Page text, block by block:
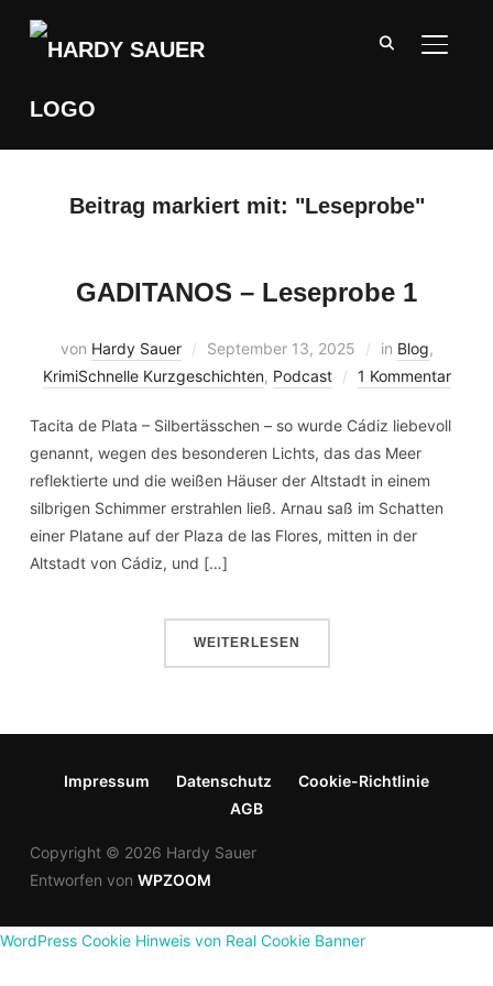
Beitrag markiert mit: "Leseprobe"
GADITANOS – Leseprobe 1
von Hardy Sauer September 13, 2025 in Blog,
KrimiSchnelle Kurzgeschichten, Podcast 1 Kommentar
Tacita de Plata – Silbertässchen – so wurde Cádiz liebevoll
genannt, wegen des besonderen Lichts, das das Meer
reflektierte und die weißen Häuser der Altstadt in einem
silbrigen Schimmer erstrahlen ließ. Arnau saß im Schatten
einer Platane auf der Plaza de las Flores, mitten in der
Altstadt von Cádiz, und […]
WEITERLESEN
Impressum Datenschutz
Cookie-Richtlinie
AGB
Copyright © 2026 Hardy Sauer
Entworfen von WPZOOM
WordPress Cookie Hinweis von Real Cookie Banner